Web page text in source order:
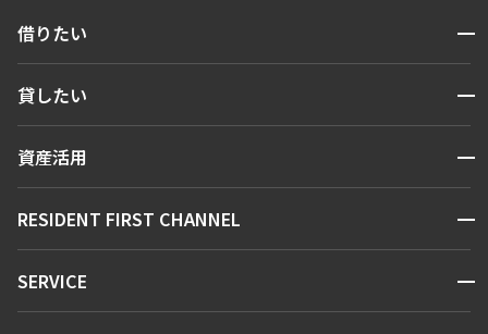
借りたい 開閉
人気エリアから探す
新着情報から探す
貸したい 開閉
お問い合わせ
資産活用 開閉
お問い合わせ
RESIDENT FIRST CHANNEL 開閉
マンションレポート
SERVICE 開閉